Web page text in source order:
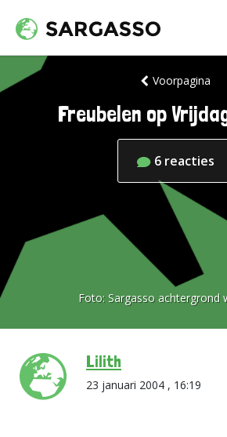
Voorpagina
Freubelen op
6 reacties
Foto: Sargasso achtergrond
Lilith
23 januari 2004 , 16:19